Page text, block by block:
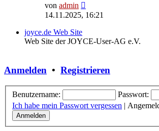
von admin
Beitrag
14.11.2025, 16:21
joyce.de Web Site
Web Site der JOYCE-User-AG e.V.
Anmelden • Registrieren
Benutzername:
Passwort:
Ich habe mein Passwort vergessen |